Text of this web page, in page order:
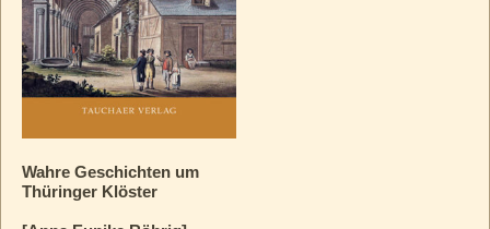
Wahre Geschichten um
Thüringer Klöster